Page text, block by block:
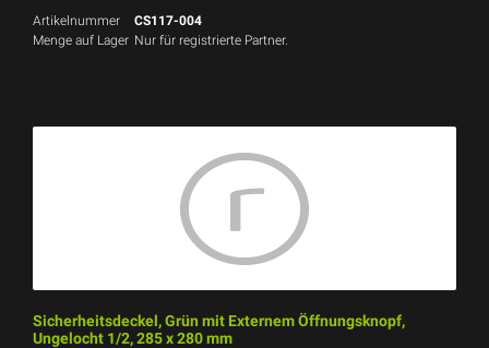
Artikelnummer
CS117-004
Menge auf Lager Nur für registrierte Partner.
Sicherheitsdeckel, Grün mit Externem Öffnungsknopf,
Ungelocht 1/2, 285 x 280 mm